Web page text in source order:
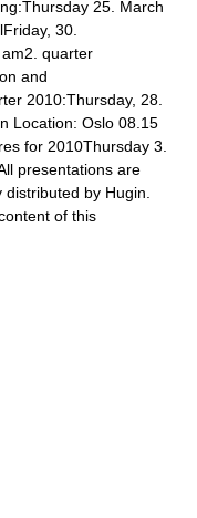
25. March
30.
quarter
and
2010:Thursday, 28.
Location: Oslo 08.15
for 2010Thursday 3.
presentations are
by Hugin.
of this